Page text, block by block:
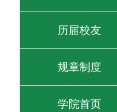
历届校友
规章制度
学院首页